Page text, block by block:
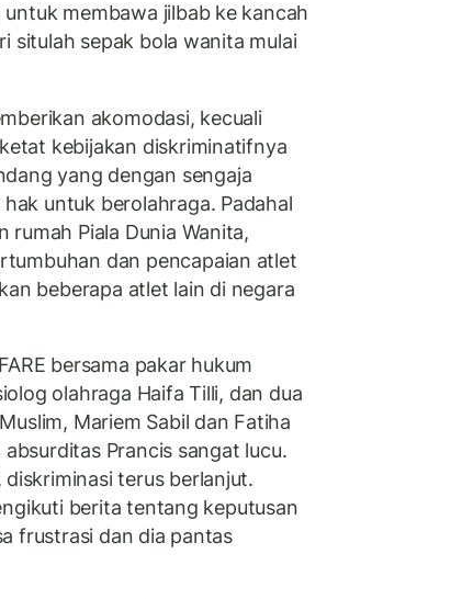
membawa jilbab ke kancah
situlah sepak bola wanita mulai
akomodasi, kecuali
kebijakan diskriminatifnya
yang dengan sengaja
untuk berolahraga. Padahal
rumah Piala Dunia Wanita,
dan pencapaian atlet
beberapa atlet lain di negara
bersama pakar hukum
olahraga Haifa Tilli, dan dua
Mariem Sabil dan Fatiha
Prancis sangat lucu.
terus berlanjut.
berita tentang keputusan
frustrasi dan dia pantas